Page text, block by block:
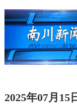
2025年07月15